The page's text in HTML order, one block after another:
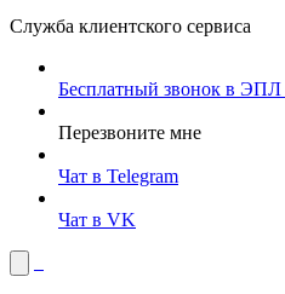
Служба клиентского сервиса
Бесплатный звонок в ЭПЛ
Перезвоните мне
Чат в Telegram
Чат в VK